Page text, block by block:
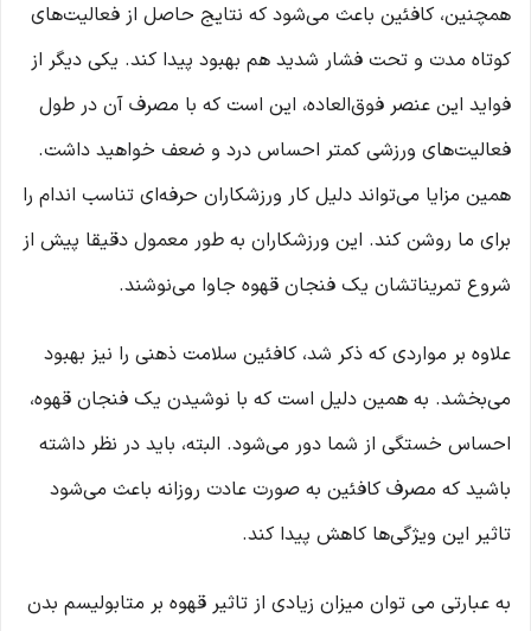
همچنین، کافئین باعث می‌شود که نتایج حاصل از فعالیت‌های
کوتاه مدت و تحت فشار شدید هم بهبود پیدا کند. یکی دیگر از
فواید این عنصر فوق‌العاده، این است که با مصرف آن در طول
فعالیت‌های ورزشی کمتر احساس درد و ضعف خواهید داشت.
همین مزایا می‌تواند دلیل کار ورزشکاران حرفه‌ای تناسب اندام را
برای ما روشن کند. این ورزشکاران به طور معمول دقیقا پیش از
شروع تمریناتشان یک فنجان قهوه جاوا می‌نوشند.
علاوه بر مواردی که ذکر شد، کافئین سلامت ذهنی را نیز بهبود
می‌بخشد. به همین دلیل است که با نوشیدن یک فنجان قهوه،
احساس خستگی از شما دور می‌شود. البته، باید در نظر داشته
باشید که مصرف کافئین به صورت عادت روزانه باعث می‌شود
تاثیر این ویژگی‌ها کاهش پیدا کند.
به عبارتی می توان میزان زیادی از تاثیر قهوه بر متابولیسم بدن